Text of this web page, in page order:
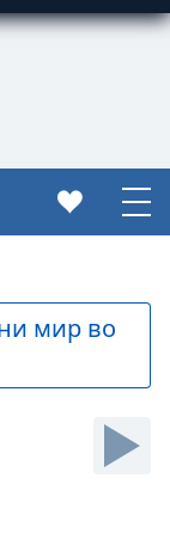
мир во